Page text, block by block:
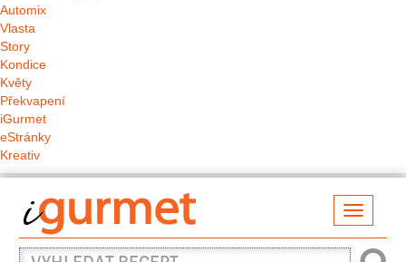
Automix
Vlasta
Story
Kondice
Květy
Překvapení
iGurmet
eStránky
Kreativ
Vyhledat